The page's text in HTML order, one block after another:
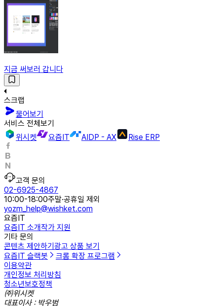
지금 써보러 갑니다
스크랩
물어보기
서비스 전체보기
위시켓
요즘IT AIDP - AX Rise ERP
고객 문의
02-6925-4867
10:00-18:00주말·공휴일 제외
yozm_help@wishket.com
요즘IT
요즘IT 소개작가 지원
기타 문의
콘텐츠 제안하기 광고 상품 보기
요즘IT 슬랙봇
크롬 확장 프로그램
이용약관
개인정보 처리방침
청소년보호정책
㈜위시켓
대표이사 : 박우범